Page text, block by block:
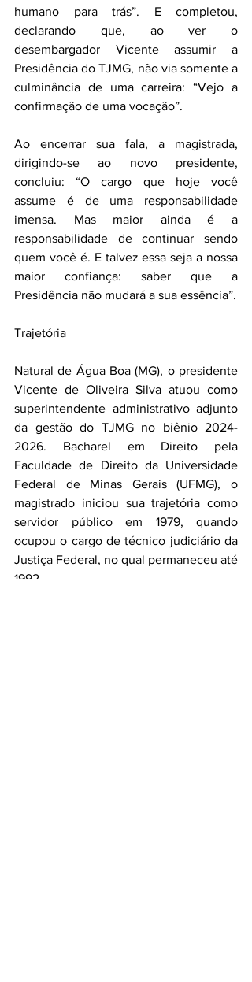
humano para trás”. E completou,
declarando que, ao ver o
desembargador Vicente assumir a
Presidência do TJMG, não via somente a
culminância de uma carreira: “Vejo a
confirmação de uma vocação”.
Ao encerrar sua fala, a magistrada,
dirigindo-se ao novo presidente,
concluiu: “O cargo que hoje você
assume é de uma responsabilidade
imensa. Mas maior ainda é a
responsabilidade de continuar sendo
quem você é. E talvez essa seja a nossa
maior confiança: saber que a
Presidência não mudará a sua essência”.
Trajetória
Natural de Água Boa (MG), o presidente
Vicente de Oliveira Silva atuou como
superintendente administrativo adjunto
da gestão do TJMG no biênio 2024-
2026. Bacharel em Direito pela
Faculdade de Direito da Universidade
Federal de Minas Gerais (UFMG), o
magistrado iniciou sua trajetória como
servidor público em 1979, quando
ocupou o cargo de técnico judiciário da
Justiça Federal, no qual permaneceu até
1992.